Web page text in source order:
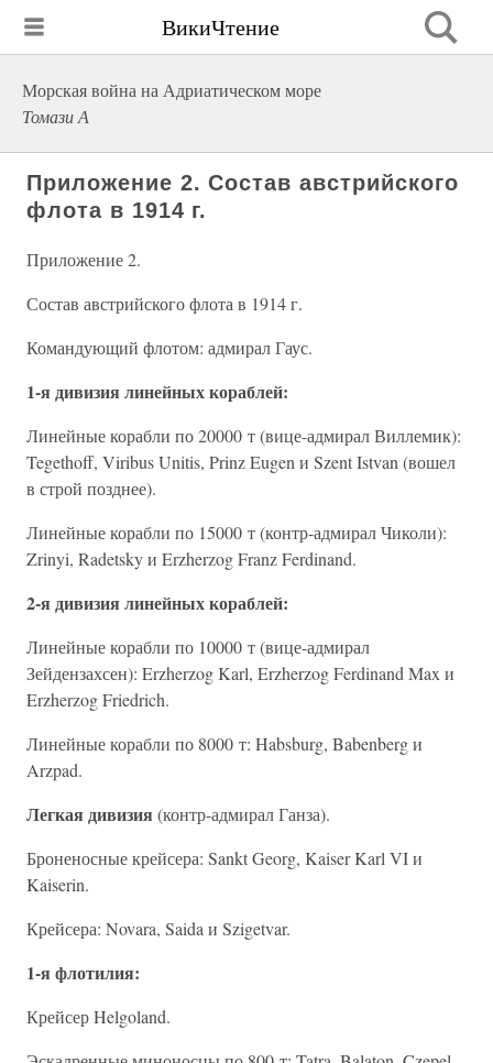
ВикиЧтение
Морская война на Адриатическом море
Томази А
Приложение 2. Состав австрийского
флота в 1914 г.
Приложение 2.
Состав австрийского флота в 1914 г.
Командующий флотом: адмирал Гаус.
1-я дивизия линейных кораблей:
Линейные корабли по 20000 т (вице-адмирал Виллемик):
Tegethoff, Viribus Unitis, Prinz Eugen и Szent Istvan (вошел
в строй позднее).
Линейные корабли по 15000 т (контр-адмирал Чиколи):
Zrinyi, Radetsky и Erzherzog Franz Ferdinand.
2-я дивизия линейных кораблей:
Линейные корабли по 10000 т (вице-адмирал
Зейдензахсен): Erzherzog Karl, Erzherzog Ferdinand Max и
Erzherzog Friedrich.
Линейные корабли по 8000 т: Habsburg, Babenberg и
Arzpad.
Легкая дивизия (контр-адмирал Ганза).
Броненосные крейсера: Sankt Georg, Kaiser Karl VI и
Kaiserin.
Крейсера: Novara, Saida и Szigetvar.
1-я флотилия:
Крейсер Helgoland.